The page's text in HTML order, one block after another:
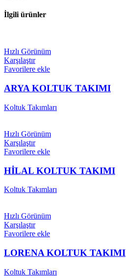
İlgili ürünler
Hızlı Görünüm
Karşılaştır
Favorilere ekle
ARYA KOLTUK TAKIMI
Koltuk Takımları
Hızlı Görünüm
Karşılaştır
Favorilere ekle
HİLAL KOLTUK TAKIMI
Koltuk Takımları
Hızlı Görünüm
Karşılaştır
Favorilere ekle
LORENA KOLTUK TAKIMI
Koltuk Takımları